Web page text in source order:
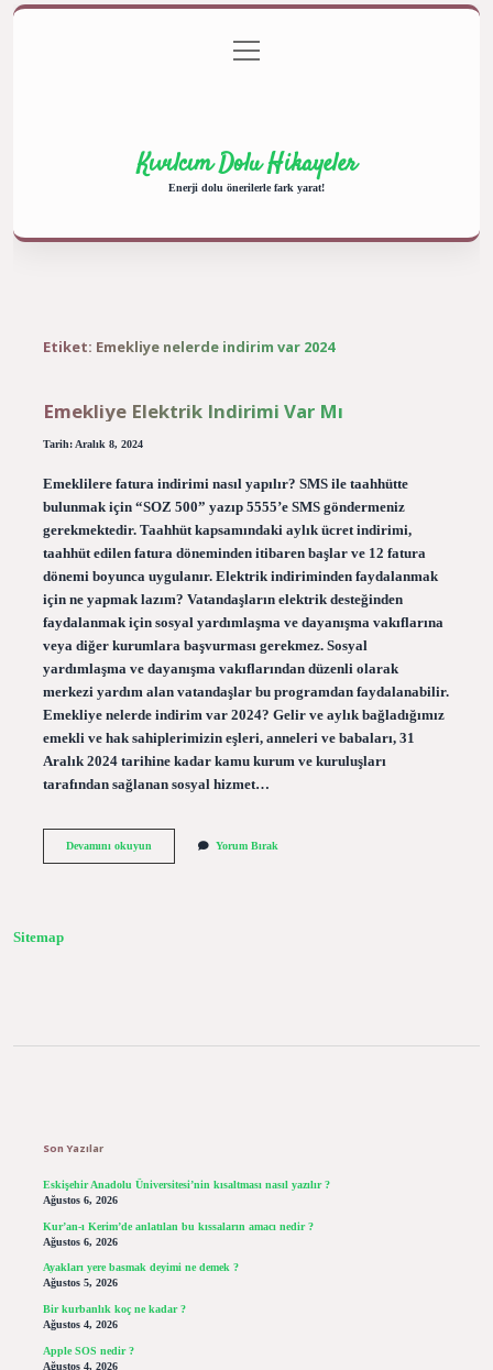
Gizlilik Politikası
menüyü
aç
Kıvılcım Dolu Hikayeler
Enerji dolu önerilerle fark yarat!
Etiket: Emekliye nelerde indirim var 2024
Emekliye Elektrik Indirimi Var Mı
Tarih: Aralık 8, 2024
Emeklilere fatura indirimi nasıl yapılır? SMS ile taahhütte
bulunmak için “SOZ 500” yazıp 5555’e SMS göndermeniz
gerekmektedir. Taahhüt kapsamındaki aylık ücret indirimi,
taahhüt edilen fatura döneminden itibaren başlar ve 12 fatura
dönemi boyunca uygulanır. Elektrik indiriminden faydalanmak
için ne yapmak lazım? Vatandaşların elektrik desteğinden
faydalanmak için sosyal yardımlaşma ve dayanışma vakıflarına
veya diğer kurumlara başvurması gerekmez. Sosyal
yardımlaşma ve dayanışma vakıflarından düzenli olarak
merkezi yardım alan vatandaşlar bu programdan faydalanabilir.
Emekliye nelerde indirim var 2024? Gelir ve aylık bağladığımız
emekli ve hak sahiplerimizin eşleri, anneleri ve babaları, 31
Aralık 2024 tarihine kadar kamu kurum ve kuruluşları
tarafından sağlanan sosyal hizmet…
Devamını okuyunEmekliye
Yorum Bırak
Sitemap
Son Yazılar
Eskişehir Anadolu Üniversitesi’nin kısaltması nasıl yazılır ?
Ağustos 6, 2026
Kur’an-ı Kerim’de anlatılan bu kıssaların amacı nedir ?
Ağustos 6, 2026
Ayakları yere basmak deyimi ne demek ?
Ağustos 5, 2026
Bir kurbanlık koç ne kadar ?
Ağustos 4, 2026
Apple SOS nedir ?
Ağustos 4, 2026